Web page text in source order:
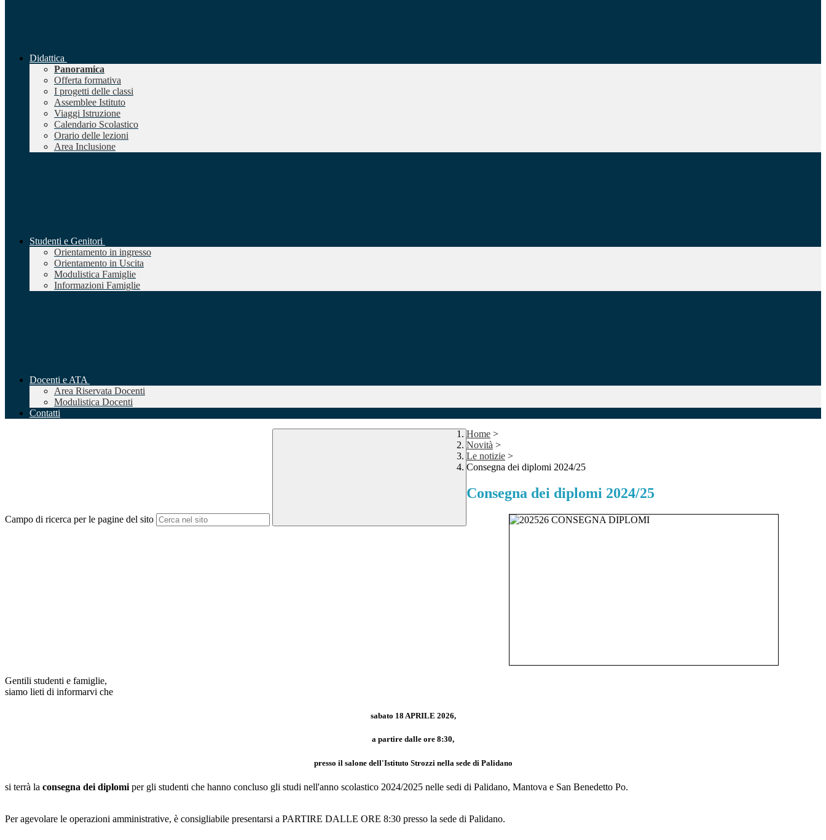
Didattica
Panoramica
Offerta formativa
I progetti delle classi
Assemblee Istituto
Viaggi Istruzione
Calendario Scolastico
Orario delle lezioni
Area Inclusione
Studenti e Genitori
Orientamento in ingresso
Orientamento in Uscita
Modulistica Famiglie
Informazioni Famiglie
Docenti e ATA
Area Riservata Docenti
Modulistica Docenti
Contatti
Campo di ricerca per le pagine del sito
Home >
Novità >
Le notizie >
Consegna dei diplomi 2024/25
Consegna dei diplomi 2024/25
Gentili studenti e famiglie,
siamo lieti di informarvi che
sabato 18 APRILE 2026,
a partire dalle ore 8:30,
presso il salone dell'Istituto Strozzi nella sede di Palidano
si terrà la consegna dei diplomi per gli studenti che hanno concluso gli studi nell'anno scolastico 2024/2025 nelle sedi di Palidano, Mantova e San Benedetto Po.
Per agevolare le operazioni amministrative, è consigliabile presentarsi a PARTIRE DALLE ORE 8:30 presso la sede di Palidano.